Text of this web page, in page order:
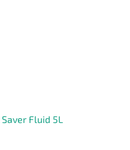
Fluid 5L